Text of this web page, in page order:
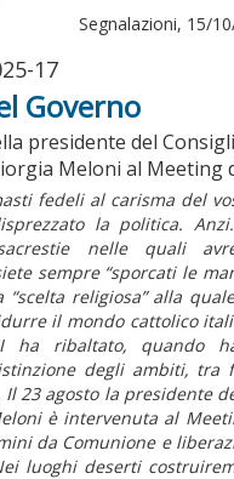
Segnalazioni, 15/
17
Governo
presidente del
Meloni al Meeting
fedeli al carisma del
la politica.
nelle quali
sempre “sporcati le
religiosa” alla
il mondo cattolico
ha ribaltato, quando
degli ambiti, tra
Il 23 agosto la presidente
è intervenuta al
da Comunione e
luoghi deserti